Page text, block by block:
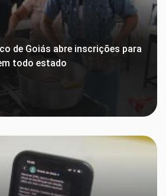
de Goiás abre inscrições para
todo estado